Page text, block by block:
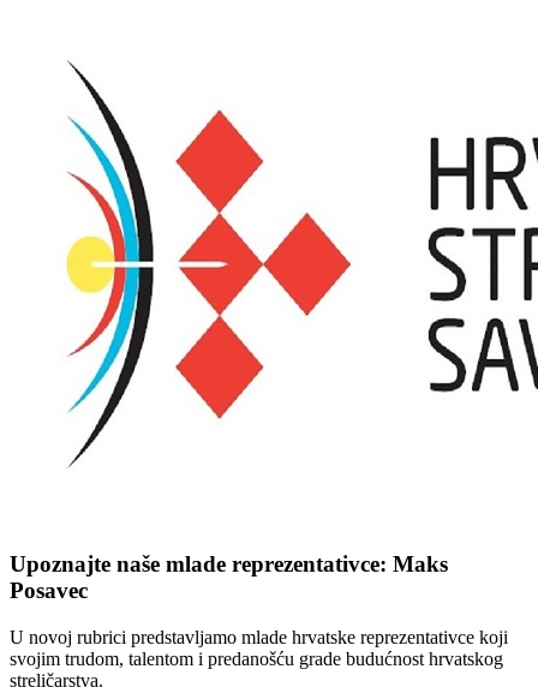
Upoznajte naše mlade reprezentativce: Maks
Posavec
U novoj rubrici predstavljamo mlade hrvatske reprezentativce koji
svojim trudom, talentom i predanošću grade budućnost hrvatskog
streličarstva.